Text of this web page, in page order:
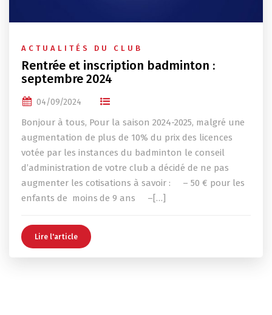
ACTUALITÉS DU CLUB
Rentrée et inscription badminton :
septembre 2024
04/09/2024
Bonjour à tous, Pour la saison 2024-2025, malgré une
augmentation de plus de 10% du prix des licences
votée par les instances du badminton le conseil
d’administration de votre club a décidé de ne pas
augmenter les cotisations à savoir : – 50 € pour les
enfants de moins de 9 ans –[…]
Lire l'article